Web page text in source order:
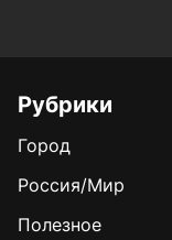
Рубрики
Город
Россия/Мир
Полезное